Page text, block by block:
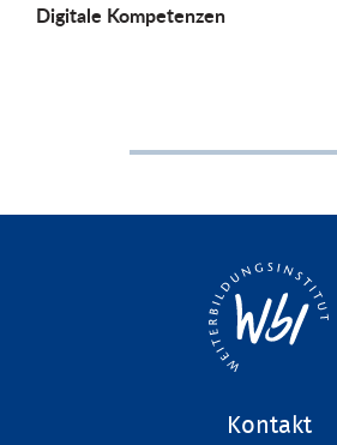
Digitale Kompetenzen
Kontakt